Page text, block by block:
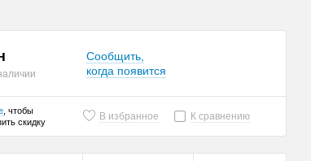
Сообщить,
когда появится
, чтобы
скидку
В избранное К сравнению